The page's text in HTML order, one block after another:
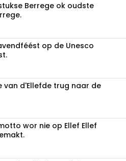
Berrege ok oudste
op de Unesco
van d'Ellefde trug naar de
wor nie op Ellef Ellef